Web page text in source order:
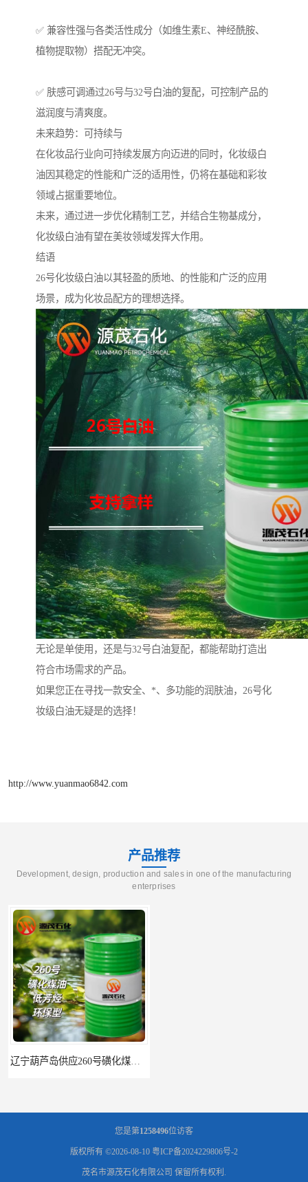
✅ 兼容性强与各类活性成分（如维生素E、神经酰胺、
植物提取物）搭配无冲突。
✅ 肤感可调通过26号与32号白油的复配，可控制产品的
滋润度与清爽度。
未来趋势：可持续与
在化妆品行业向可持续发展方向迈进的同时，化妆级白
油因其稳定的性能和广泛的适用性，仍将在基础和彩妆
领域占据重要地位。
未来，通过进一步优化精制工艺，并结合生物基成分，
化妆级白油有望在美妆领域发挥大作用。
结语
26号化妆级白油以其轻盈的质地、的性能和广泛的应用
场景，成为化妆品配方的理想选择。
无论是单使用，还是与32号白油复配，都能帮助打造出
符合市场需求的产品。
如果您正在寻找一款安全、*、多功能的润肤油，26号化
妆级白油无疑是的选择！
http://www.yuanmao6842.com
产品推荐
Development, design, production and sales in one of the manufacturing
enterprises
您是第1258496位访客
版权所有 ©2026-08-10 粤ICP备2024229806号-2
茂名市源茂石化有限公司 保留所有权利.